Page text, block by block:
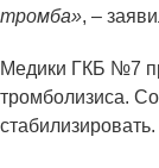
тромба», –
Медики ГКБ №7
тромболизиса.
стабилизировать.